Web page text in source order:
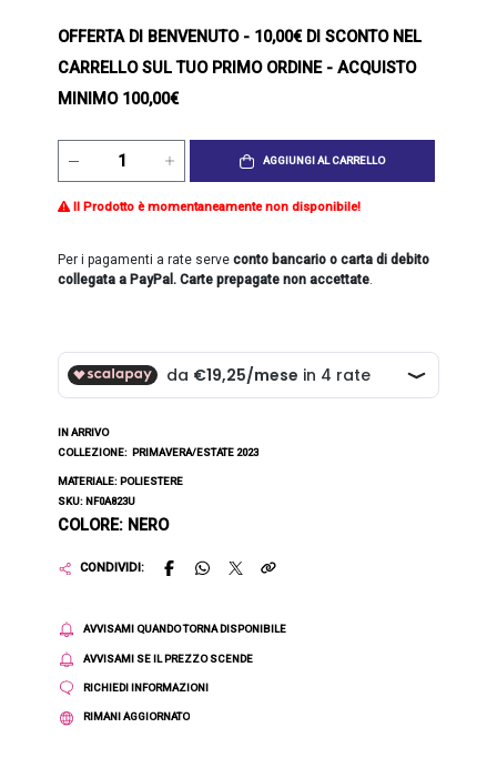
OFFERTA DI BENVENUTO- 10,00€ DI SCONTO NEL
CARRELLO SUL TUO PRIMO ORDINE - ACQUISTO
MINIMO 100,00€
AGGIUNGI AL CARRELLO
Il Prodotto è momentaneamente non disponibile!
Per i pagamenti a rate serveconto bancario o carta di debito
collegata a PayPal. Carte prepagate non accettate.
IN ARRIVO
COLLEZIONE: PRIMAVERA/ESTATE 2023
MATERIALE: POLIESTERE
SKU: NF0A823U
COLORE: NERO
CONDIVIDI:
AVVISAMI QUANDO TORNA DISPONIBILE
AVVISAMI SE IL PREZZO SCENDE
RICHIEDI INFORMAZIONI
RIMANI AGGIORNATO